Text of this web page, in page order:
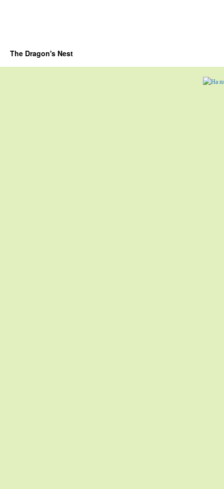
The Dragon's Nest